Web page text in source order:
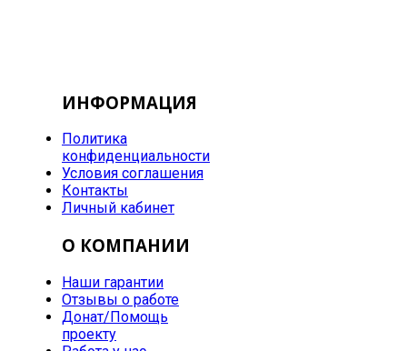
ИНФОРМАЦИЯ
Политика
конфиденциальности
Условия соглашения
Контакты
Личный кабинет
О КОМПАНИИ
Наши гарантии
Отзывы о работе
Донат/Помощь
проекту